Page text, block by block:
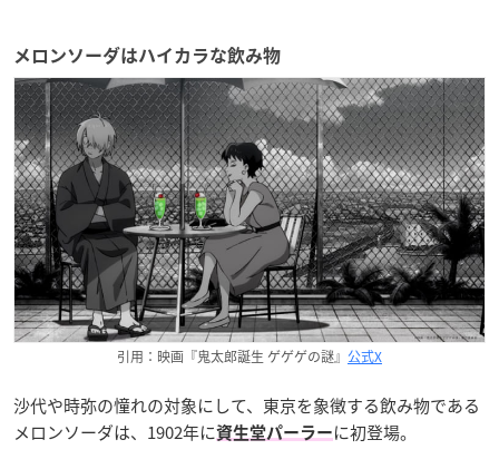
メロンソーダはハイカラな飲み物
引用：映画『鬼太郎誕生 ゲゲゲの謎』 公式X
沙代や時弥の憧れの対象にして、東京を象徴する飲み物である
メロンソーダは、1902年に資生堂パーラー に初登場。